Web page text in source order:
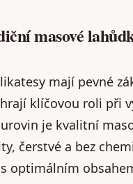
masové
mají pevné
klíčovou roli při
je kvalitní
čerstvé a bez
optimálním